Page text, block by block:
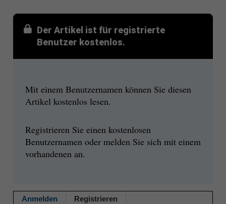
Der Artikel ist für registrierte
Benutzer kostenlos.
Mit einem Benutzernamen können Sie diesen
Artikel kostenlos lesen.
Registrieren Sie einen kostenlosen
Benutzernamen oder melden Sie sich mit einem
vorhandenen an.
Anmelden Registrieren